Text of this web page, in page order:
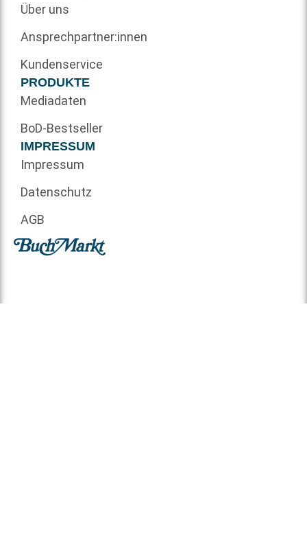
Über uns
Ansprechpartner:innen
Kundenservice
PRODUKTE
Mediadaten
BoD-Bestseller
IMPRESSUM
Impressum
Datenschutz
AGB